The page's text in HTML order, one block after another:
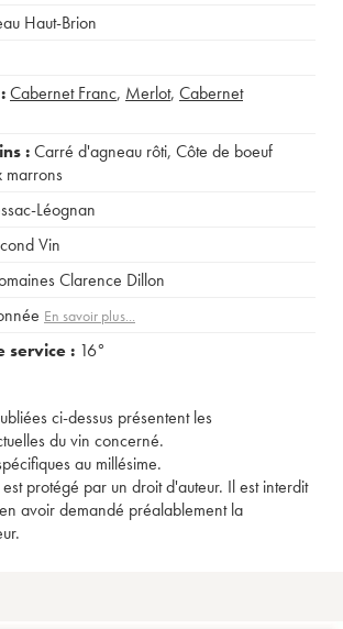
Haut-Brion
Cabernet Franc, Merlot, Cabernet
:Carré d'agneau rôti, Côte de boeuf
marrons
Léognan
Vin
Clarence Dillon
En savoir plus...
service : 16°
ci-dessus présentent les
du vin concerné.
au millésime.
protégé par un droit d'auteur. Il est interdit
avoir demandé préalablement la